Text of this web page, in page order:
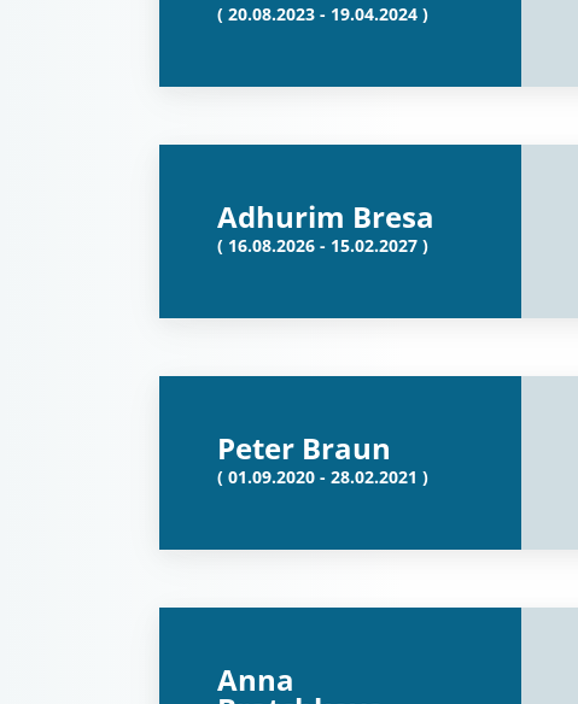
( 20.08.2023 - 19.04.2024 )
Adhurim Bresa
( 16.08.2026 - 15.02.2027 )
Peter Braun
( 01.09.2020 - 28.02.2021 )
Anna